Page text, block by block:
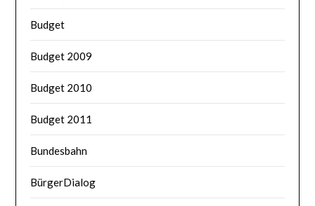
Budget
Budget 2009
Budget 2010
Budget 2011
Bundesbahn
BürgerDialog